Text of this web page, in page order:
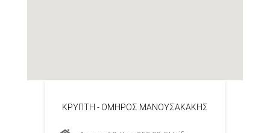
ΚΡΥΠΤΗ - ΟΜΗΡΟΣ ΜΑΝΟΥΣΑΚΑΚΗΣ